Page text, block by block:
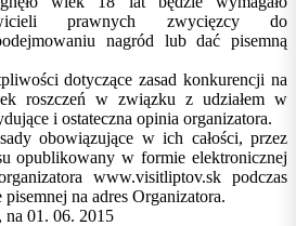
prawnych zwycięzcy do
nagród lub dać pisemną
dotyczące zasad konkurencji na
roszczeń w związku z udziałem w
i ostateczna opinia organizatora.
obowiązujące w ich całości, przez
opublikowany w formie elektronicznej
www.visitliptov.sk podczas
na adres Organizatora.
01. 06. 2015